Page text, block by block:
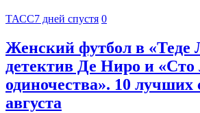
ТАСС7 дней спустя 0
Женский футбол в «Теде
детектив Де Ниро и «Сто
одиночества». 10 лучших
августа